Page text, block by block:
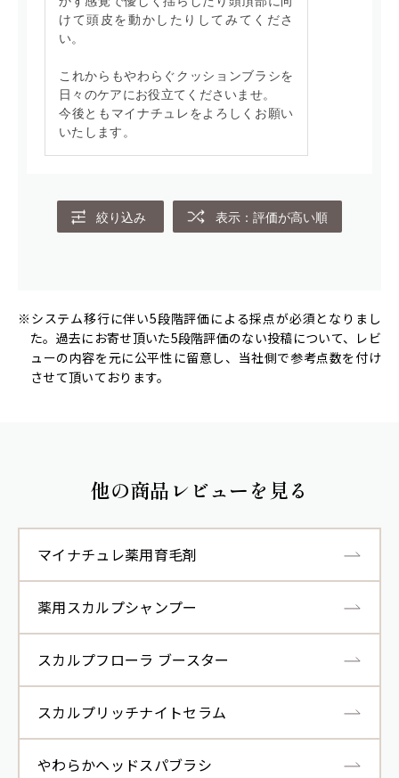
けて頭皮を動かしたりしてみてくださ
い。
これからもやわらぐクッションブラシを
日々のケアにお役立てくださいませ。
今後ともマイナチュレをよろしくお願い
いたします。
絞り込み 表示：評価が高い順
※システム移行に伴い5段階評価による採点が必須となりまし
た。過去にお寄せ頂いた5段階評価のない投稿について、レビ
ューの内容を元に公平性に留意し、当社側で参考点数を付け
させて頂いております。
他の商品レビューを見る
マイナチュレ薬用育毛剤
薬用スカルプシャンプー
スカルプフローラ ブースター
スカルプリッチナイトセラム
やわらかヘッドスパブラシ